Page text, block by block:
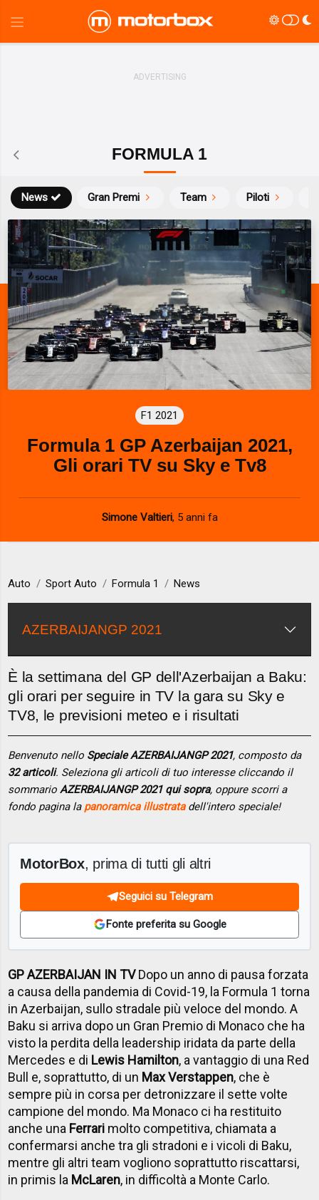
FORMULA 1
News Gran Premi Team Piloti
F1 2021
Formula 1 GP Azerbaijan 2021,
Gli orari TV su Sky e Tv8
Simone Valtieri, 5 anni fa
Auto Sport Auto Formula 1 News
AZERBAIJANGP 2021
È la settimana del GP dell'Azerbaijan a Baku:
gli orari per seguire in TV la gara su Sky e
TV8, le previsioni meteo e i risultati
Benvenuto nello Speciale AZERBAIJANGP 2021, composto da
32 articoli. Seleziona gli articoli di tuo interesse cliccando il
sommarioAZERBAIJANGP 2021 qui sopra, oppure scorri a
fondo pagina la panoramica illustratadell'intero speciale!
MotorBox, prima di tutti gli altri
Seguici su Telegram
Fonte preferita su Google
GP AZERBAIJAN IN TVDopo un anno di pausa forzata
a causa della pandemia di Covid-19, la Formula 1 torna
in Azerbaijan, sullo stradale più veloce del mondo. A
Baku si arriva dopo un Gran Premio di Monaco che ha
visto la perdita della leadership iridata da parte della
Mercedes e di Lewis Hamilton, a vantaggio di una Red
Bull e, soprattutto, di un Max Verstappen, che è
sempre più in corsa per detronizzare il sette volte
campione del mondo. Ma Monaco ci ha restituito
anche una Ferrari molto competitiva, chiamata a
confermarsi anche tra gli stradoni e i vicoli di Baku,
mentre gli altri team vogliono soprattutto riscattarsi,
in primis la McLaren, in difficoltà a Monte Carlo.